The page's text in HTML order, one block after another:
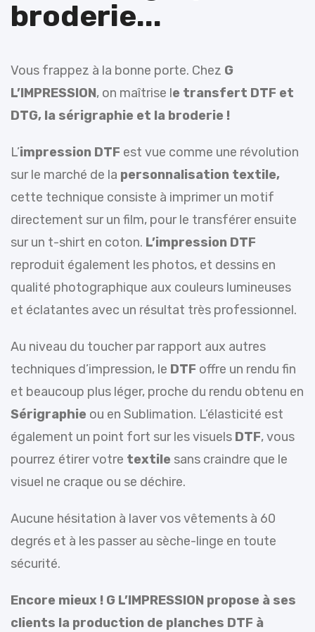
broderie...
Vous frappez à la bonne porte. Chez G
L’IMPRESSION, on maîtrise le transfert DTF et
DTG, la sérigraphie et la broderie !
L’impression DTF est vue comme une révolution
sur le marché de la personnalisation textile,
cette technique consiste à imprimer un motif
directement sur un film, pour le transférer ensuite
sur un t-shirt en coton. L’impression DTF
reproduit également les photos, et dessins en
qualité photographique aux couleurs lumineuses
et éclatantes avec un résultat très professionnel.
Au niveau du toucher par rapport aux autres
techniques d’impression, le DTF offre un rendu fin
et beaucoup plus léger, proche du rendu obtenu en
Sérigraphie ou en Sublimation. L’élasticité est
également un point fort sur les visuels DTF, vous
pourrez étirer votre textile sans craindre que le
visuel ne craque ou se déchire.
Aucune hésitation à laver vos vêtements à 60
degrés et à les passer au sèche-linge en toute
sécurité.
Encore mieux ! G L’IMPRESSION propose à ses
clients la production de planches DTF à